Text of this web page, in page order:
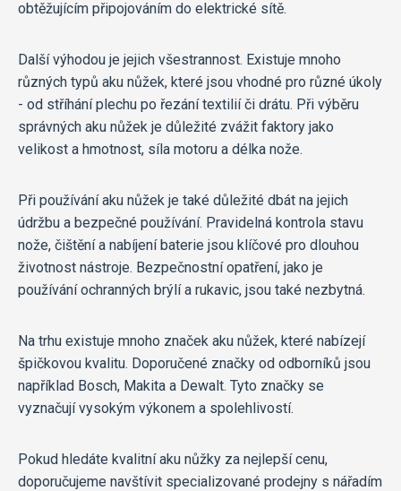
obtěžujícím připojováním do elektrické sítě.
Další výhodou je jejich všestrannost. Existuje mnoho
různých typů aku nůžek, které jsou vhodné pro různé úkoly
- od stříhání plechu po řezání textilií či drátu. Při výběru
správných aku nůžek je důležité zvážit faktory jako
velikost a hmotnost, síla motoru a délka nože.
Při používání aku nůžek je také důležité dbát na jejich
údržbu a bezpečné používání. Pravidelná kontrola stavu
nože, čištění a nabíjení baterie jsou klíčové pro dlouhou
životnost nástroje. Bezpečnostní opatření, jako je
používání ochranných brýlí a rukavic, jsou také nezbytná.
Na trhu existuje mnoho značek aku nůžek, které nabízejí
špičkovou kvalitu. Doporučené značky od odborníků jsou
například Bosch, Makita a Dewalt. Tyto značky se
vyznačují vysokým výkonem a spolehlivostí.
Pokud hledáte kvalitní aku nůžky za nejlepší cenu,
doporučujeme navštívit specializované prodejny s nářadím